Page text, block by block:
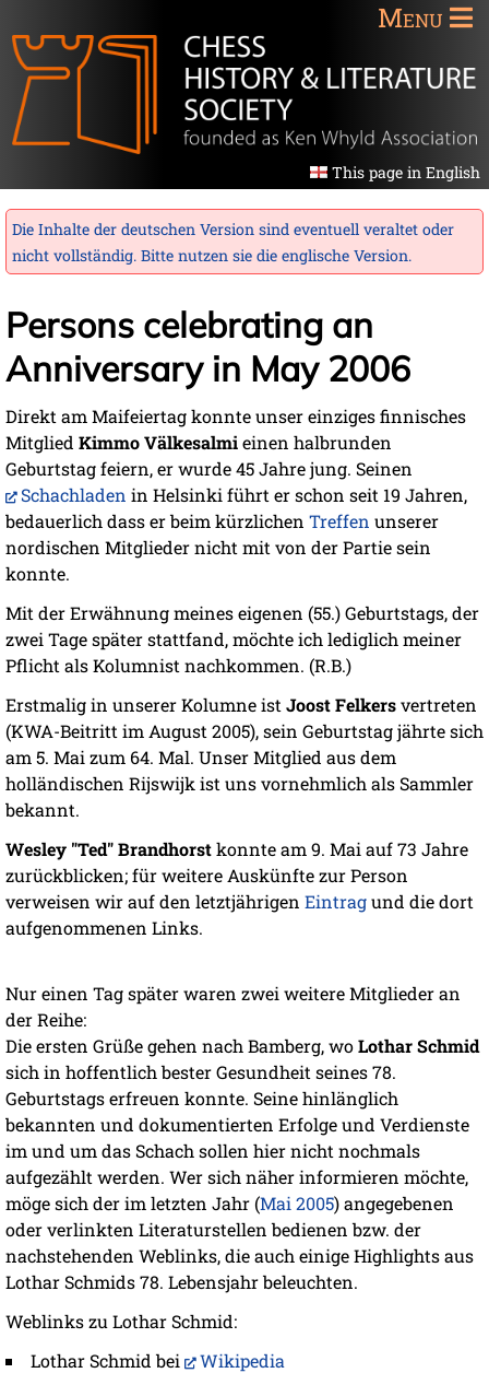
Menu
This page in English
Die Inhalte der deutschen Version sind eventuell veraltet oder
nicht vollständig. Bitte nutzen sie die englische Version.
Persons celebrating an
Anniversary in May 2006
Direkt am Maifeiertag konnte unser einziges finnisches
Mitglied Kimmo Välkesalmieinen halbrunden
Geburtstag feiern, er wurde 45 Jahre jung. Seinen
Schachladen in Helsinki führt er schon seit 19 Jahren,
bedauerlich dass er beim kürzlichen Treffen unserer
nordischen Mitglieder nicht mit von der Partie sein
konnte.
Mit der Erwähnung meines eigenen (55.) Geburtstags, der
zwei Tage später stattfand, möchte ich lediglich meiner
Pflicht als Kolumnist nachkommen. (R.B.)
Erstmalig in unserer Kolumne ist Joost Felkersvertreten
(KWA-Beitritt im August 2005), sein Geburtstag jährte sich
am 5. Mai zum 64. Mal. Unser Mitglied aus dem
holländischen Rijswijk ist uns vornehmlich als Sammler
bekannt.
Wesley "Ted" Brandhorstkonnte am 9. Mai auf 73 Jahre
zurückblicken; für weitere Auskünfte zur Person
verweisen wir auf den letztjährigen Eintragund die dort
aufgenommenen Links.
Nur einen Tag später waren zwei weitere Mitglieder an
der Reihe:
Die ersten Grüße gehen nach Bamberg, woLothar Schmid
sich in hoffentlich bester Gesundheit seines 78.
Geburtstags erfreuen konnte. Seine hinlänglich
bekannten und dokumentierten Erfolge und Verdienste
im und um das Schach sollen hier nicht nochmals
aufgezählt werden. Wer sich näher informieren möchte,
möge sich der im letzten Jahr (Mai 2005) angegebenen
oder verlinkten Literaturstellen bedienen bzw. der
nachstehenden Weblinks, die auch einige Highlights aus
Lothar Schmids 78. Lebensjahr beleuchten.
Weblinks zu Lothar Schmid:
Lothar Schmid bei
Wikipedia